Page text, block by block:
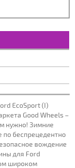
EcoSport (I)
Good Wheels –
нужно! Зимние
по беспрецедентно
вождение
для Ford
широком